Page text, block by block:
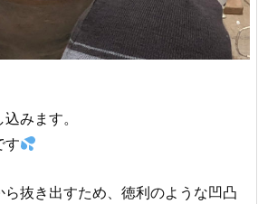
みます。
す
抜き出すため、徳利のような凹凸